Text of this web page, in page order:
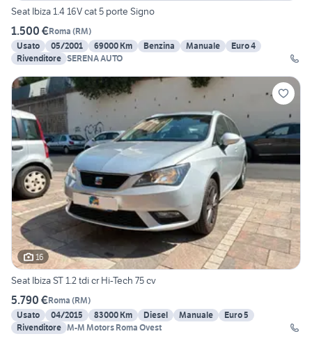
Seat Ibiza 1.4 16V cat 5 porte Signo
1.500 €Roma (RM)
Usato
05/2001 69000 Km Benzina Manuale
Euro 4
Rivenditore SERENA AUTO
16
Seat Ibiza ST 1.2 tdi cr Hi-Tech 75 cv
5.790 €Roma (RM)
Usato
04/2015 83000 Km Diesel Manuale
Euro 5
Rivenditore M-M Motors Roma Ovest